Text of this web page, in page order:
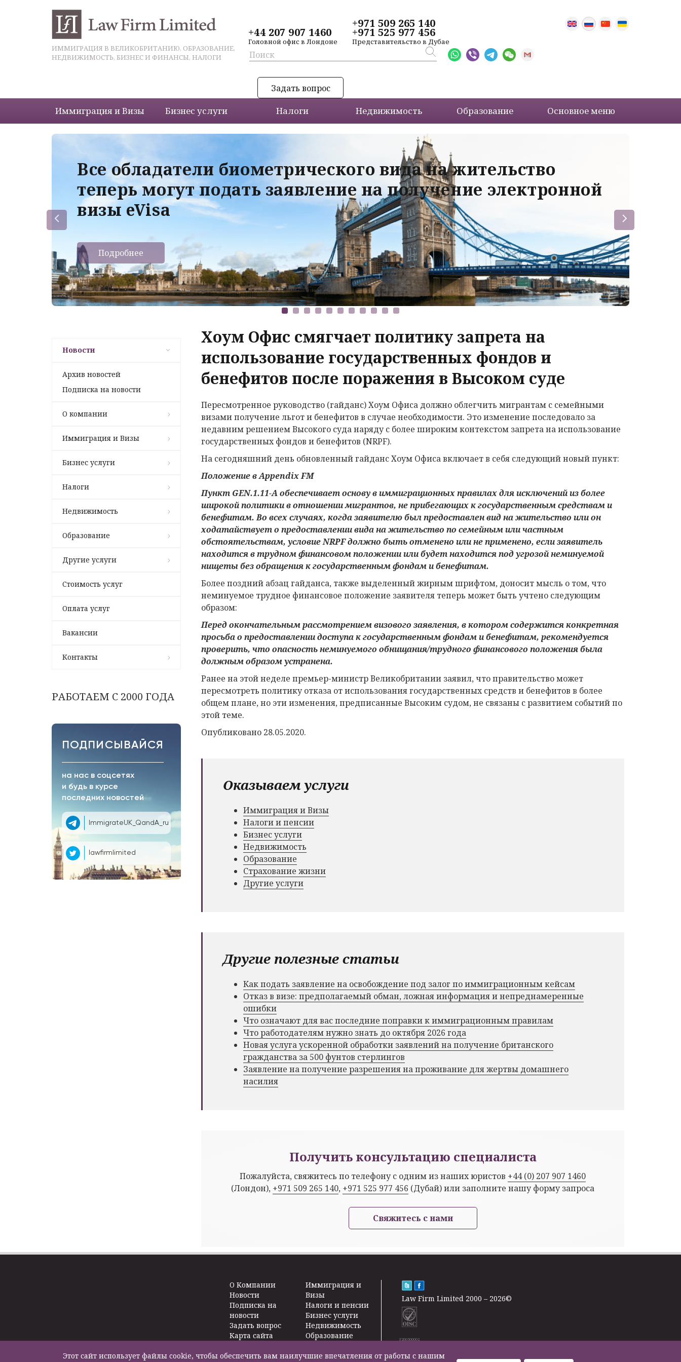
ИММИГРАЦИЯ В ВЕЛИКОБРИТАНИЮ, ОБРАЗОВАНИЕ,
НЕДВИЖИМОСТЬ, БИЗНЕС И ФИНАНСЫ, НАЛОГИ
+44 207 907 1460
Головной офис в Лондоне
+971 509 265 140
+971 525 977 456
Представительство в Дубае
Задать вопрос
Иммиграция и Визы Бизнес услуги Налоги Недвижимость Образование Основное меню
Все обладатели биометрического вида на жительство
теперь могут подать заявление на получение электронной
визы eVisa
Подробнее
Новости
Архив новостей
Подписка на новости
О компании
Иммиграция и Визы
Бизнес услуги
Налоги
Недвижимость
Образование
Другие услуги
Стоимость услуг
Оплата услуг
Вакансии
Контакты
РАБОТАЕМ С 2000 ГОДА
ПОДПИСЫВАЙСЯ
на нас в соцсетях
и будь в курсе
последних новостей
ImmigrateUK_QandA_ru
lawfirmlimited
Хоум Офис смягчает политику запрета на
использование государственных фондов и
бенефитов после поражения в Высоком суде
Пересмотренное руководство (гайданс) Хоум Офиса должно облегчить мигрантам с семейными
визами получение льгот и бенефитов в случае необходимости. Это изменение последовало за
недавним решением Высокого суда наряду с более широким контекстом запрета на использование
государственных фондов и бенефитов (NRPF).
На сегодняшний день обновленный гайданс Хоум Офиса включает в себя следующий новый пункт:
Положение вAppendix FM
Пункт GEN.1.11-Aобеспечивает основу в иммиграционных правилах для исключений из более
широкой политики в отношении мигрантов, не прибегающих к государственным средствами
бенефитам. Во всех случаях, когда заявителю был предоставленвид на жительство или он
ходатайствует о предоставлении вида на жительство по семейным или частным
обстоятельствам, условиеNRPFдолжно быть отменено или неприменено, если заявитель
находится втрудном финансовом положенииилибудетнаходится под угрозой неминуемой
нищеты без обращения к государственным фондами бенефитам.
Более поздний абзац гайданса, также выделенный жирным шрифтом, доносит мысль о том, что
неминуемое трудное финансовое положение заявителя теперь может быть учтено следующим
образом:
Перед окончательным рассмотрениемвизового заявления, в котором содержится конкретная
просьба о предоставлении доступа к государственным фондами бенефитам, рекомендуется
проверить, что опасность неминуемого обнищания/трудного финансового положениябыла
должным образом устранена.
Ранее на этой неделе премьер-министр Великобритании заявил, что правительство может
пересмотреть политику отказа от использования государственных средств и бенефитов в более
общем плане, но эти изменения, предписанные Высоким судом, не связаны с развитием событий по
этой теме.
Опубликовано 28.05.2020.
Оказываем услуги
Иммиграция и Визы
Налоги и пенсии
Бизнес услуги
Недвижимость
Образование
Страхование жизни
Другие услуги
Другие полезные статьи
Как подать заявление на освобождение под залог по иммиграционным кейсам
Отказ в визе: предполагаемый обман, ложная информация и непреднамеренные
ошибки
Что означают для вас последние поправки к иммиграционным правилам
Что работодателям нужно знать до октября 2026 года
Новая услуга ускоренной обработки заявлений на получение британского
гражданства за 500 фунтов стерлингов
Заявление на получение разрешения на проживание для жертвы домашнего
насилия
Получить консультацию специалиста
Пожалуйста, свяжитесь по телефону с одним из наших юристов +44 (0) 207 907 1460
(Лондон), +971 509 265 140, +971 525 977 456 (Дубай) или заполните нашу форму запроса
Свяжитесь с нами
O Kомпании
Новости
Подписка на
новости
Задать вопрос
Карта сайта
Иммиграция и
Визы
Налоги и пенсии
Бизнес услуги
Недвижимость
Образование
жизни
Law Firm Limited 2000 – 2026©
F200500002
Этот сайт использует файлы cookie, чтобы обеспечить вам наилучшие впечатления от работы с нашим